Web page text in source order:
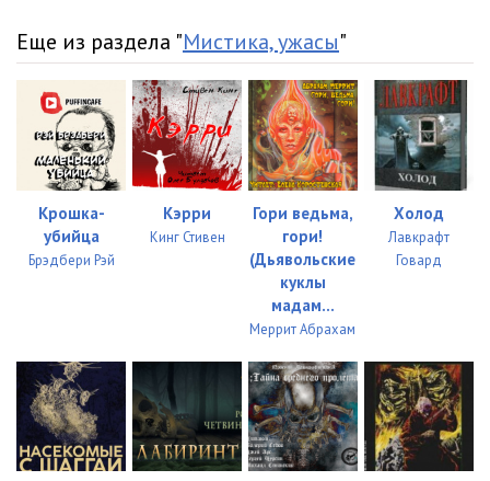
Еще из раздела "Мистика, ужасы"
Крошка-
убийца
Брэдбери Рэй
Кэрри
Кинг Стивен
Гори ведьма,
гори!
(Дьявольские
куклы
мадам...
Меррит Абрахам
Холод
Лавкрафт
Говард